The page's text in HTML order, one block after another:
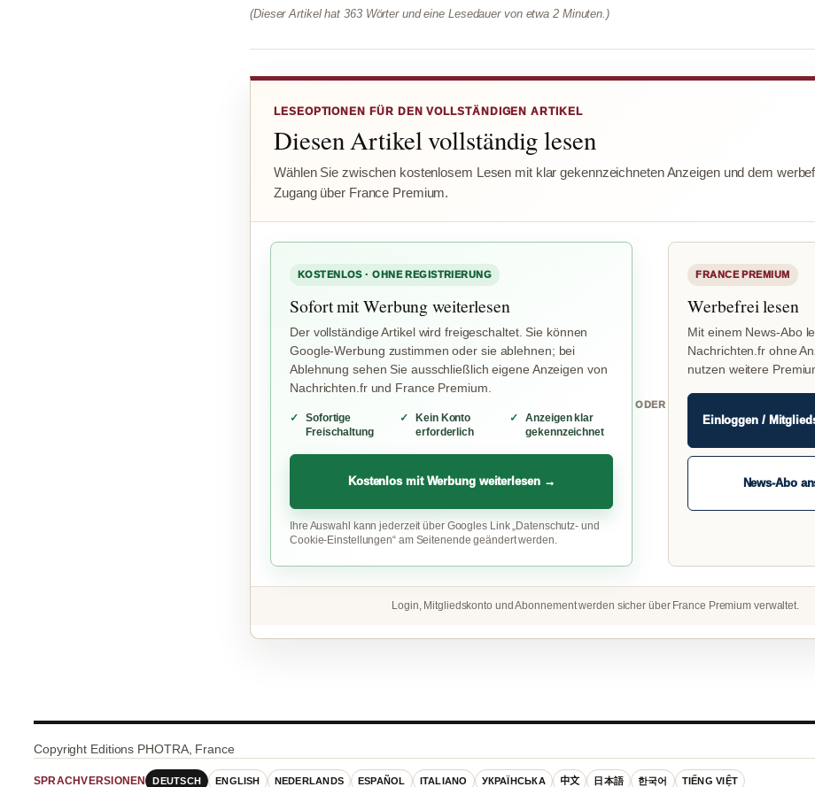
(Dieser Artikel hat 363 Wörter und eine Lesedauer von etwa 2 Minuten.)
LESEOPTIONEN FÜR DEN VOLLSTÄNDIGEN ARTIKEL
Diesen Artikel vollständig lesen
Wählen Sie zwischen kostenlosem Lesen mit klar gekennzeichneten Anzeigen und dem
Zugang über France Premium.
KOSTENLOS · OHNE REGISTRIERUNG
Sofort mit Werbung weiterlesen
Der vollständige Artikel wird freigeschaltet. Sie können
Google-Werbung zustimmen oder sie ablehnen; bei
Ablehnung sehen Sie ausschließlich eigene Anzeigen von
Nachrichten.fr und France Premium.
Sofortige
Freischaltung
Kein Konto
erforderlich
Anzeigen klar
gekennzeichnet
Kostenlos mit Werbung weiterlesen →
Ihre Auswahl kann jederzeit über Googles Link „Datenschutz- und
Cookie-Einstellungen“ am Seitenende geändert werden.
ODER
FRANCE PREMIUM
Werbefrei lesen
Mit einem News-Abo
Nachrichten.fr ohne
nutzen weitere
Einloggen /
News-Abo
Login, Mitgliedskonto und Abonnement werden sicher über France Premium verwaltet.
Copyright Editions PHOTRA, France
SPRACHVERSIONEN DEUTSCH ENGLISH NEDERLANDS ESPAÑOL ITALIANO УКРАЇНСЬКА 中文 日本語 한국어 TIẾNG VIỆT